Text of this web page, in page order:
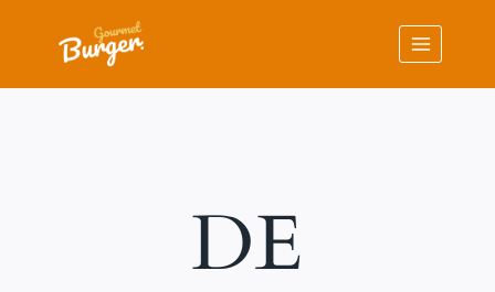
contenu
DE